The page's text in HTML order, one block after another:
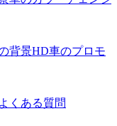
背景HD車のプロモ
よくある質問